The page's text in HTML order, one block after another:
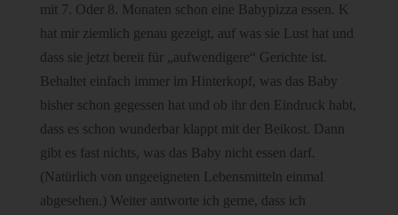
mit 7. Oder 8. Monaten schon eine Babypizza essen. K
hat mir ziemlich genau gezeigt, auf was sie Lust hat und
dass sie jetzt bereit für „aufwendigere“ Gerichte ist.
Behaltet einfach immer im Hinterkopf, was das Baby
bisher schon gegessen hat und ob ihr den Eindruck habt,
dass es schon wunderbar klappt mit der Beikost. Dann
gibt es fast nichts, was das Baby nicht essen darf.
(Natürlich von ungeeigneten Lebensmitteln einmal
abgesehen.) Weiter antworte ich gerne, dass ich